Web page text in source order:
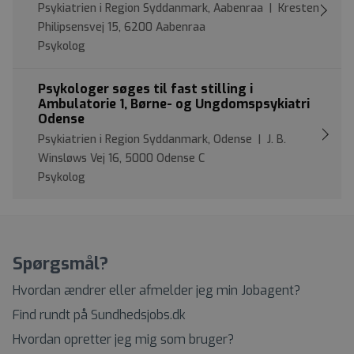
Psykiatrien i Region Syddanmark, Aabenraa | Kresten
Philipsensvej 15, 6200 Aabenraa
Psykolog
Psykologer søges til fast stilling i
Ambulatorie 1, Børne- og Ungdomspsykiatri
Odense
Psykiatrien i Region Syddanmark, Odense | J. B.
Winsløws Vej 16, 5000 Odense C
Psykolog
Spørgsmål?
Hvordan ændrer eller afmelder jeg min Jobagent?
Find rundt på Sundhedsjobs.dk
Hvordan opretter jeg mig som bruger?